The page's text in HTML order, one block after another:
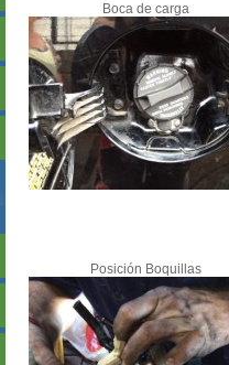
Boca de carga
Posición Boquillas